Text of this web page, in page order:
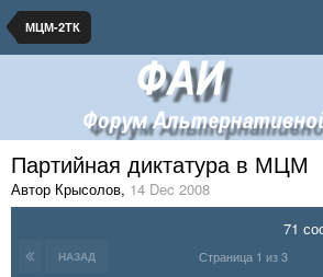
МЦМ-2ТК
Партийная диктатура в МЦМ
Автор Крысолов, 14 Dec 2008
71
НАЗАД Страница 1 из 3